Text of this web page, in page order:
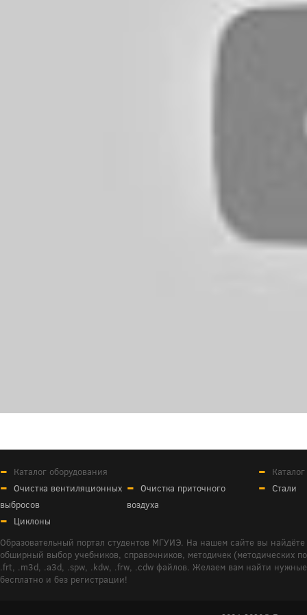
Каталог оборудования
Очистка вентиляционных
выбросов
Очистка приточного
воздуха
Циклоны
Стали
Образовательный портал студентов МГУИЭ. На нашем сайте вы
обширный выбор учебников, справочников, методичек (методических
.frt, .m3d, .a3d, .spw, .kdw, .frw, .cdw файлов. Желаем вам найти
бесплатно и без регистрации!